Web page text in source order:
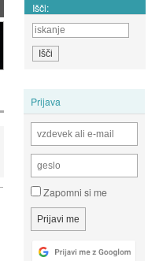
Išči:
Prijava
Zapomni si me